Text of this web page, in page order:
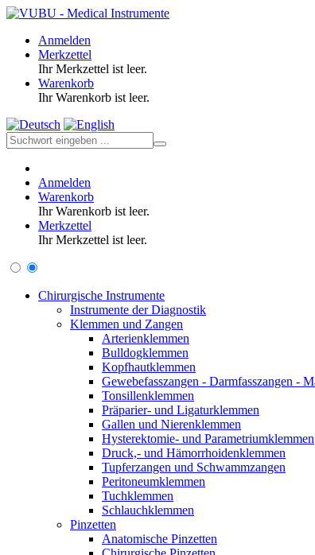
Anmelden
Merkzettel
Ihr Merkzettel ist leer.
Warenkorb
Ihr Warenkorb ist leer.
Anmelden
Warenkorb
Ihr Warenkorb ist leer.
Merkzettel
Ihr Merkzettel ist leer.
Chirurgische Instrumente
Instrumente der Diagnostik
Klemmen und Zangen
Arterienklemmen
Bulldogklemmen
Kopfhautklemmen
Gewebefasszangen - Darmfasszangen -
Tonsillenklemmen
Präparier- und Ligaturklemmen
Gallen und Nierenklemmen
Hysterektomie- und Parametriumklemmen
Druck,- und Hämorrhoidenklemmen
Tupferzangen und Schwammzangen
Peritoneumklemmen
Tuchklemmen
Schlauchklemmen
Pinzetten
Anatomische Pinzetten